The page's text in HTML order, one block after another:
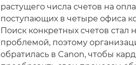
растущего числа счетов на
поступающих в четыре офиса
Поиск конкретных счетов стал
проблемой, поэтому
обратилась в Canon, чтобы